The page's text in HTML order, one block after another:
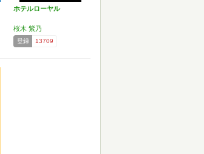
ホテルローヤル
桜木 紫乃
登録 13709